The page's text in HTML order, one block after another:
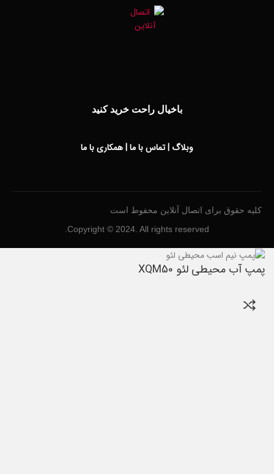
باخیال راحت خرید کنید
وبلاگ |تماس با ما|همکاری با ما
کلیه حقوق برای اتصال آنلاین محفوط است
Copyright © 2024. All rights reserved.
پمپ آب محیطی لئو XQM50